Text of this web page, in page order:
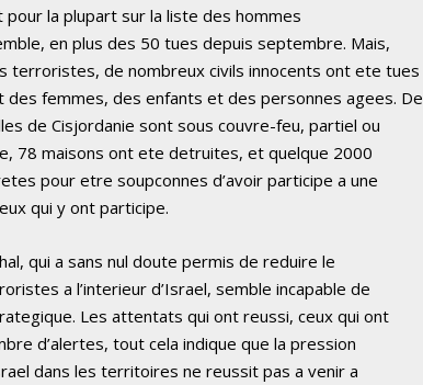
pour la plupart sur la liste des hommes
en plus des 50 tues depuis septembre. Mais,
terroristes, de nombreux civils innocents ont ete tues
femmes, des enfants et des personnes agees. De
de Cisjordanie sont sous couvre-feu, partiel ou
78 maisons ont ete detruites, et quelque 2000
pour etre soupconnes d’avoir participe a une
qui y ont participe.
qui a sans nul doute permis de reduire le
a l’interieur d’Israel, semble incapable de
Les attentats qui ont reussi, ceux qui ont
d’alertes, tout cela indique que la pression
dans les territoires ne reussit pas a venir a